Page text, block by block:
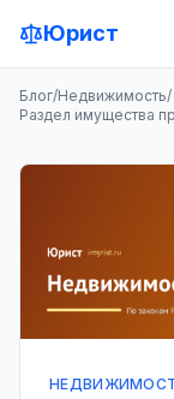
Юрист
Блог/Недвижимость/
Раздел имущества